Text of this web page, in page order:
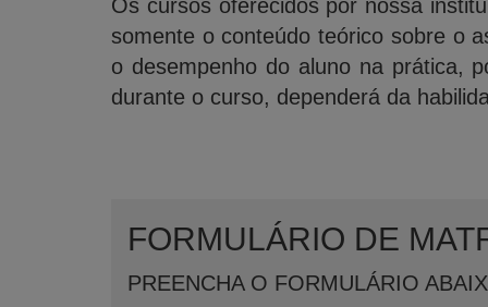
Os cursos oferecidos por nossa
somente o conteúdo teórico sobre o
o desempenho do aluno na prática,
durante o curso, dependerá da
FORMULÁRIO DE
PREENCHA O FORMULÁRIO